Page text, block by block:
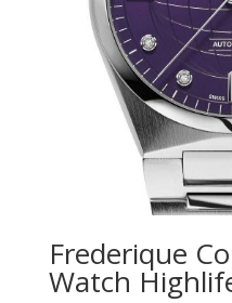
Frederique
Watch